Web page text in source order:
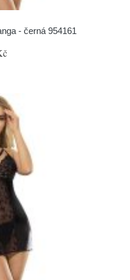
- černá 954161